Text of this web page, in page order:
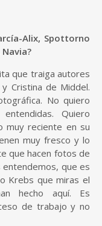
Alix, Spottorno
que traiga autores
y Cristina de Middel.
No quiero
Quiero
muy reciente en su
muy fresco y lo
que hacen fotos de
que es
Krebs que miras el
hecho aquí. Es
de trabajo y no